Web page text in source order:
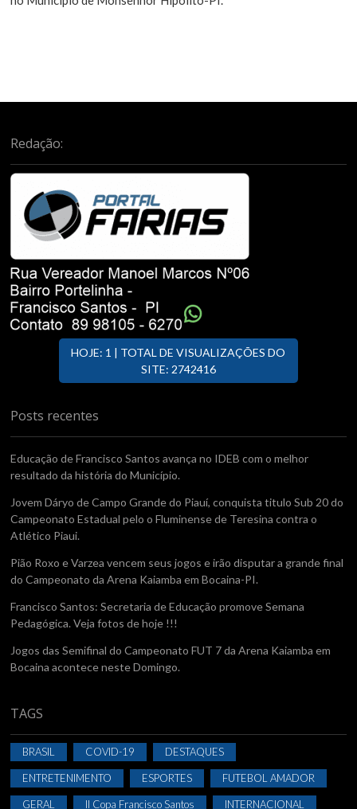
Redação:
HOJE: 1 | TOTAL DE VISUALIZAÇÕES DO
SITE: 2742416
Posts recentes
Educação de Francisco Santos avança no IDEB com o melhor
resultado da história do Município.
Jovem Dáryo de Campo Grande do Piauí, conquista titulo Sub 20 do
Campeonato Estadual pelo o Fluminense de Teresina contra o
Atlético Piaui.
Pião Roxo e Varzea vencem seus jogos e irão disputar a grande final
do Campeonato da Arena Kaiamba em Bocaina-PI.
Francisco Santos: Secretaria de Educação promove Semana
Pedagógica. Veja fotos de hoje !!!
Jogos das Semifinal do Campeonato FUT 7 da Arena Kaiamba em
Bocaina acontece neste Domingo.
TAGS
BRASIL COVID-19 DESTAQUES
ENTRETENIMENTO ESPORTES FUTEBOL AMADOR
GERAL II Copa Francisco Santos INTERNACIONAL